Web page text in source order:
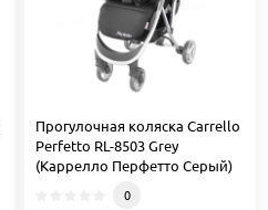
Прогулочная коляска Carrello
Perfetto RL-8503 Grey
(Каррелло Перфетто Серый)
0